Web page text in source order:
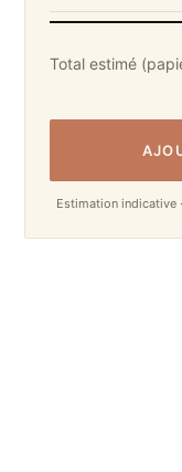
Total estimé
Estimation indicative